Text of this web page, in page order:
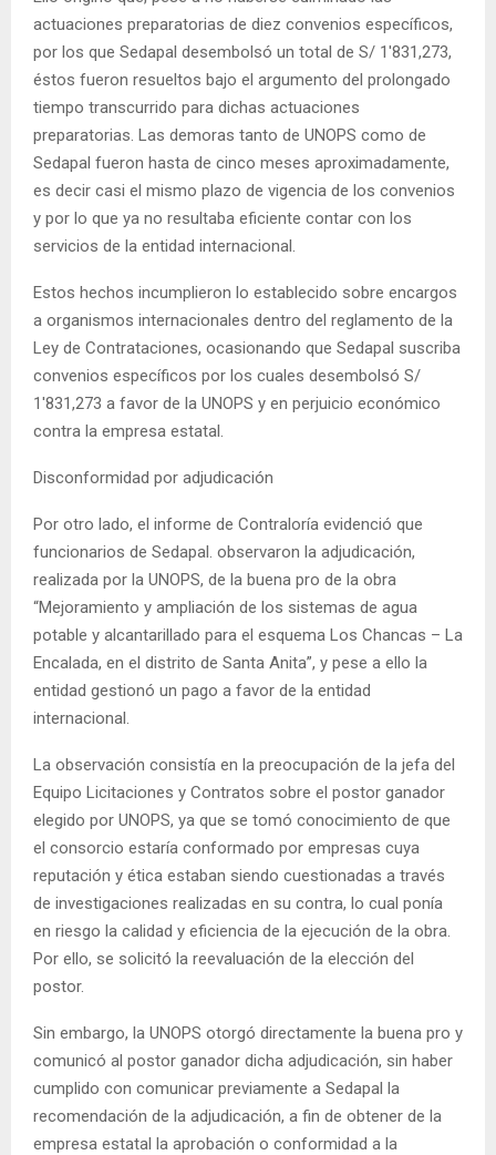
actuaciones preparatorias de diez convenios específicos,
por los que Sedapal desembolsó un total de S/ 1′831,273,
éstos fueron resueltos bajo el argumento del prolongado
tiempo transcurrido para dichas actuaciones
preparatorias. Las demoras tanto de UNOPS como de
Sedapal fueron hasta de cinco meses aproximadamente,
es decir casi el mismo plazo de vigencia de los convenios
y por lo que ya no resultaba eficiente contar con los
servicios de la entidad internacional.
Estos hechos incumplieron lo establecido sobre encargos
a organismos internacionales dentro del reglamento de la
Ley de Contrataciones, ocasionando que Sedapal suscriba
convenios específicos por los cuales desembolsó S/
1′831,273 a favor de la UNOPS y en perjuicio económico
contra la empresa estatal.
Disconformidad por adjudicación
Por otro lado, el informe de Contraloría evidenció que
funcionarios de Sedapal. observaron la adjudicación,
realizada por la UNOPS, de la buena pro de la obra
“Mejoramiento y ampliación de los sistemas de agua
potable y alcantarillado para el esquema Los Chancas – La
Encalada, en el distrito de Santa Anita”, y pese a ello la
entidad gestionó un pago a favor de la entidad
internacional.
La observación consistía en la preocupación de la jefa del
Equipo Licitaciones y Contratos sobre el postor ganador
elegido por UNOPS, ya que se tomó conocimiento de que
el consorcio estaría conformado por empresas cuya
reputación y ética estaban siendo cuestionadas a través
de investigaciones realizadas en su contra, lo cual ponía
en riesgo la calidad y eficiencia de la ejecución de la obra.
Por ello, se solicitó la reevaluación de la elección del
postor.
Sin embargo, la UNOPS otorgó directamente la buena pro y
comunicó al postor ganador dicha adjudicación, sin haber
cumplido con comunicar previamente a Sedapal la
recomendación de la adjudicación, a fin de obtener de la
empresa estatal la aprobación o conformidad a la